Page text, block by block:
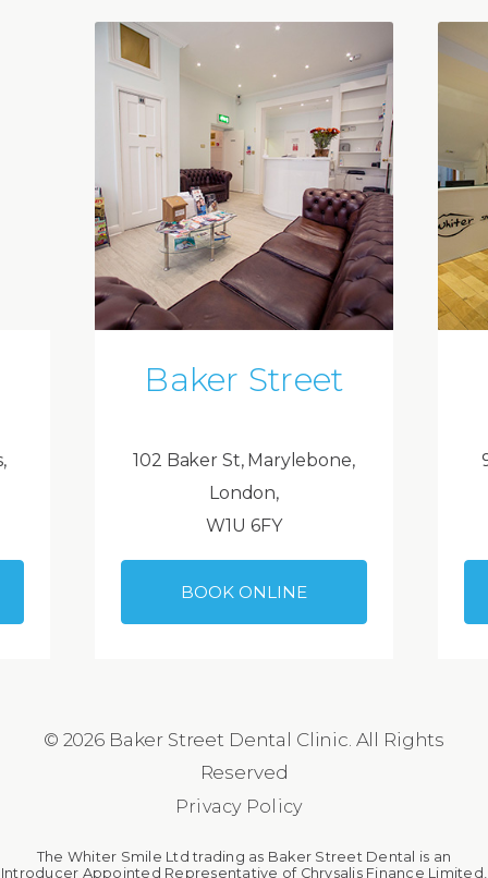
Baker Street
102 Baker St, Marylebone,
London,
W1U 6FY
BOOK ONLINE
© 2026 Baker Street Dental Clinic. All Rights
Reserved
Privacy Policy
The Whiter Smile Ltd trading as Baker Street Dental is an
Introducer Appointed Representative of Chrysalis Finance Limited,